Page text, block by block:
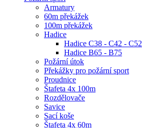
Armatury
60m překážek
100m překážek
Hadice
Hadice C38 - C42 - C52
Hadice B65 - B75
Požární útok
Překážky pro požární sport
Proudnice
Štafeta 4x 100m
Rozdělovače
Savice
Sací koše
Štafeta 4x 60m